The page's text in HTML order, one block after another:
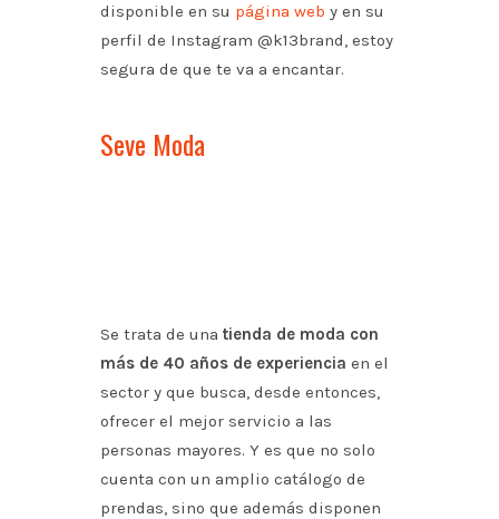
disponible en su página web y en su
perfil de Instagram @k13brand, estoy
segura de que te va a encantar.
Seve Moda
Se trata de una tienda de moda con
más de 40 años de experiencia en el
sector y que busca, desde entonces,
ofrecer el mejor servicio a las
personas mayores. Y es que no solo
cuenta con un amplio catálogo de
prendas, sino que además disponen